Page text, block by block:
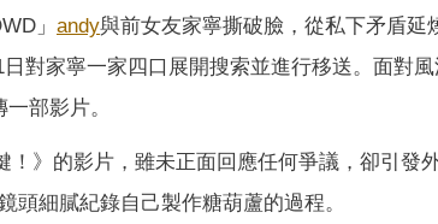
」 andy與前女友家寧撕破臉，從私下矛盾延
對家寧一家四口展開搜索並進行移送。面對
部影片。
！》的影片，雖未正面回應任何爭議，卻引發
細膩紀錄自己製作糖葫蘆的過程。